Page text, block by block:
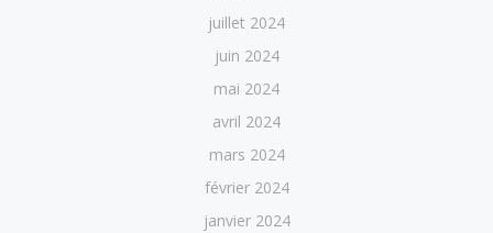
juillet 2024
juin 2024
mai 2024
avril 2024
mars 2024
février 2024
janvier 2024